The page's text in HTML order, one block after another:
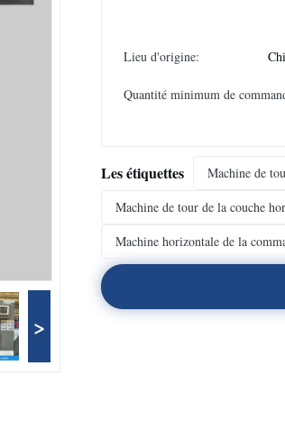
>
Lieu d'origine:
Quantité minimum de
Les étiquettes
Machine de
Machine de tour de la couche
Machine horizontale de la